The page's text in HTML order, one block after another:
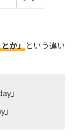
か」という違い
」